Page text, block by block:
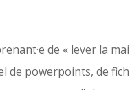
de « lever la
de powerpoints, de